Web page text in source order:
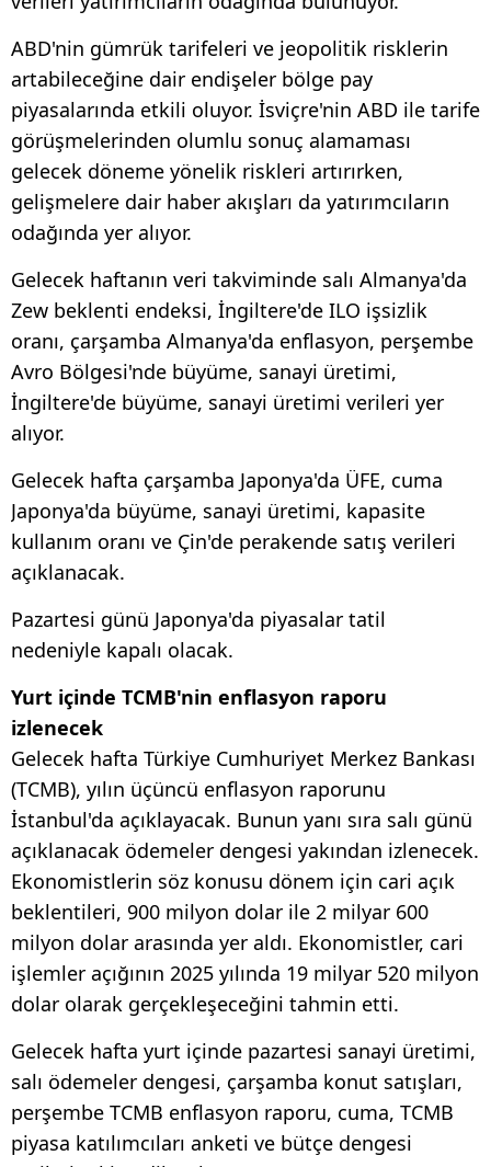
ABD'nin gümrük tarifeleri ve jeopolitik risklerin
artabileceğine dair endişeler bölge pay
piyasalarında etkili oluyor. İsviçre'nin ABD ile tarife
görüşmelerinden olumlu sonuç alamaması
gelecek döneme yönelik riskleri artırırken,
gelişmelere dair haber akışları da yatırımcıların
odağında yer alıyor.
Gelecek haftanın veri takviminde salı Almanya'da
Zew beklenti endeksi, İngiltere'de ILO işsizlik
oranı, çarşamba Almanya'da enflasyon, perşembe
Avro Bölgesi'nde büyüme, sanayi üretimi,
İngiltere'de büyüme, sanayi üretimi verileri yer
alıyor.
Gelecek hafta çarşamba Japonya'da ÜFE, cuma
Japonya'da büyüme, sanayi üretimi, kapasite
kullanım oranı ve Çin'de perakende satış verileri
açıklanacak.
Pazartesi günü Japonya'da piyasalar tatil
nedeniyle kapalı olacak.
Yurt içinde TCMB'nin enflasyon raporu
izlenecek
Gelecek hafta Türkiye Cumhuriyet Merkez Bankası
(TCMB), yılın üçüncü enflasyon raporunu
İstanbul'da açıklayacak. Bunun yanı sıra salı günü
açıklanacak ödemeler dengesi yakından izlenecek.
Ekonomistlerin söz konusu dönem için cari açık
beklentileri, 900 milyon dolar ile 2 milyar 600
milyon dolar arasında yer aldı. Ekonomistler, cari
işlemler açığının 2025 yılında 19 milyar 520 milyon
dolar olarak gerçekleşeceğini tahmin etti.
Gelecek hafta yurt içinde pazartesi sanayi üretimi,
salı ödemeler dengesi, çarşamba konut satışları,
perşembe TCMB enflasyon raporu, cuma, TCMB
piyasa katılımcıları anketi ve bütçe dengesi